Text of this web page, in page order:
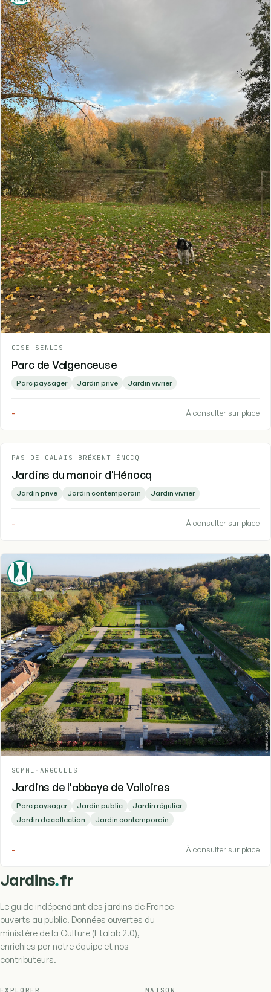
OISE - SENLIS
Parc de Valgenceuse
Parc paysager Jardin privé Jardin vivrier
- À consulter sur place
PAS-DE-CALAIS - BRÉXENT-ÉNOCQ
Jardins du manoir d'Hénocq
Jardin privé Jardin contemporain Jardin vivrier
- À consulter sur place
SOMME - ARGOULES
Jardins de l'abbaye de Valloires
Parc paysager Jardin public
Jardin régulier
Jardin de collection
Jardin contemporain
- À consulter sur place
Jardins.fr
Le guide indépendant des jardins de France
ouverts au public. Données ouvertes du
ministère de la Culture (Etalab 2.0),
enrichies par notre équipe et nos
contributeurs.
EXPLORER MAISON